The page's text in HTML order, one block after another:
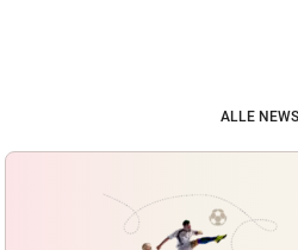
ALLE